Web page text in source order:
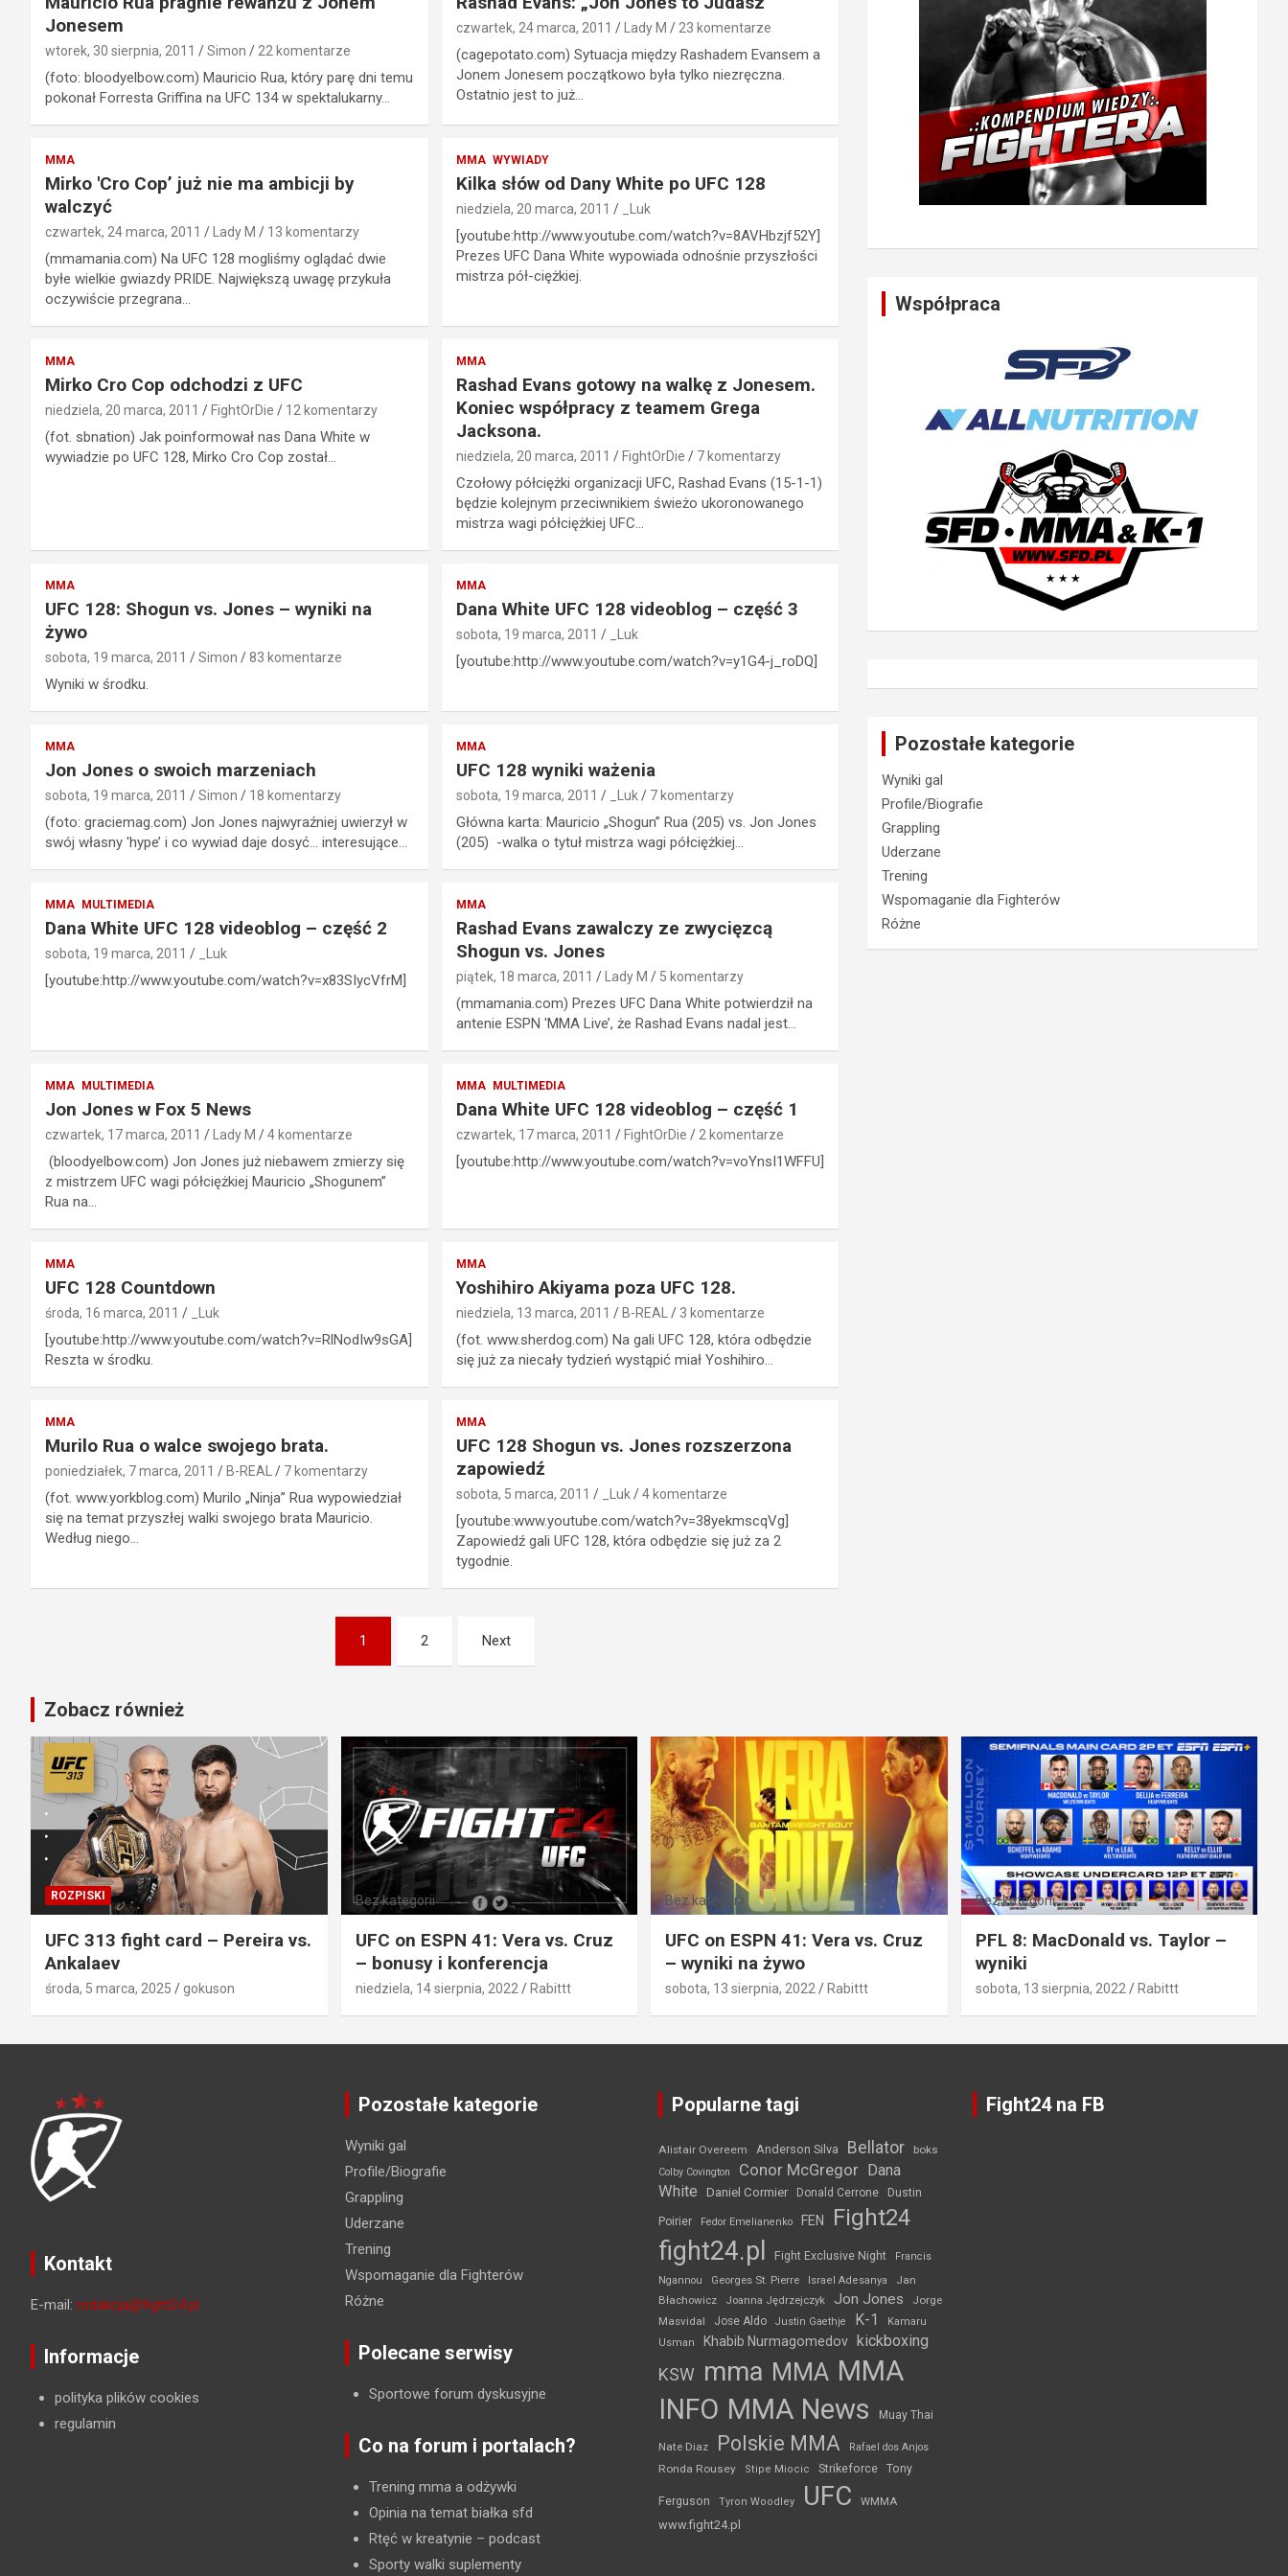
Jonesem
wtorek, 30 sierpnia, 2011 Simon 22 komentarze
(foto: bloodyelbow.com) Mauricio Rua, który parę dni temu
pokonał Forresta Griffina na UFC 134 w spektalukarny…
czwartek, 24 marca, 2011 Lady M 23 komentarze
(cagepotato.com) Sytuacja między Rashadem Evansem a
Jonem Jonesem początkowo była tylko niezręczna.
Ostatnio jest to już…
MMA
Mirko 'Cro Cop’ już nie ma ambicji by
walczyć
czwartek, 24 marca, 2011 Lady M 13 komentarzy
(mmamania.com) Na UFC 128 mogliśmy oglądać dwie
byłe wielkie gwiazdy PRIDE. Największą uwagę przykuła
oczywiście przegrana…
MMA WYWIADY
Kilka słów od Dany White po UFC 128
niedziela, 20 marca, 2011 _Luk
[youtube:http://www.youtube.com/watch?v=8AVHbzjf52Y]
Prezes UFC Dana White wypowiada odnośnie przyszłości
mistrza pół-ciężkiej.
MMA
Mirko Cro Cop odchodzi z UFC
niedziela, 20 marca, 2011 FightOrDie 12 komentarzy
(fot. sbnation) Jak poinformował nas Dana White w
wywiadzie po UFC 128, Mirko Cro Cop został…
MMA
Rashad Evans gotowy na walkę z Jonesem.
Koniec współpracy z teamem Grega
Jacksona.
niedziela, 20 marca, 2011 FightOrDie 7 komentarzy
Czołowy półciężki organizacji UFC, Rashad Evans (15-1-1)
będzie kolejnym przeciwnikiem świeżo ukoronowanego
mistrza wagi półciężkiej UFC…
MMA
UFC 128: Shogun vs. Jones – wyniki na
żywo
sobota, 19 marca, 2011 Simon 83 komentarze
Wyniki w środku.
MMA
Dana White UFC 128 videoblog – część 3
sobota, 19 marca, 2011 _Luk
[youtube:http://www.youtube.com/watch?v=y1G4-j_roDQ]
MMA
Jon Jones o swoich marzeniach
sobota, 19 marca, 2011 Simon 18 komentarzy
(foto: graciemag.com) Jon Jones najwyraźniej uwierzył w
swój własny 'hype’ i co wywiad daje dosyć… interesujące…
MMA
UFC 128 wyniki ważenia
sobota, 19 marca, 2011 _Luk 7 komentarzy
Główna karta: Mauricio „Shogun” Rua (205) vs. Jon Jones
(205) -walka o tytuł mistrza wagi półciężkiej…
MMA MULTIMEDIA
Dana White UFC 128 videoblog – część 2
sobota, 19 marca, 2011 _Luk
[youtube:http://www.youtube.com/watch?v=x83SIycVfrM]
MMA
Rashad Evans zawalczy ze zwycięzcą
Shogun vs. Jones
piątek, 18 marca, 2011 Lady M 5 komentarzy
(mmamania.com) Prezes UFC Dana White potwierdził na
antenie ESPN 'MMA Live’, że Rashad Evans nadal jest…
MMA MULTIMEDIA
Jon Jones w Fox 5 News
czwartek, 17 marca, 2011 Lady M 4 komentarze
(bloodyelbow.com) Jon Jones już niebawem zmierzy się
z mistrzem UFC wagi półciężkiej Mauricio „Shogunem”
Rua na…
MMA MULTIMEDIA
Dana White UFC 128 videoblog – część 1
czwartek, 17 marca, 2011 FightOrDie 2 komentarze
[youtube:http://www.youtube.com/watch?v=voYnsI1WFFU]
MMA
UFC 128 Countdown
środa, 16 marca, 2011 _Luk
[youtube:http://www.youtube.com/watch?v=RlNodIw9sGA]
Reszta w środku.
MMA
Yoshihiro Akiyama poza UFC 128.
niedziela, 13 marca, 2011 B-REAL 3 komentarze
(fot. www.sherdog.com) Na gali UFC 128, która odbędzie
się już za niecały tydzień wystąpić miał Yoshihiro…
MMA
Murilo Rua o walce swojego brata.
poniedziałek, 7 marca, 2011 B-REAL 7 komentarzy
(fot. www.yorkblog.com) Murilo „Ninja” Rua wypowiedział
się na temat przyszłej walki swojego brata Mauricio.
Według niego…
MMA
UFC 128 Shogun vs. Jones rozszerzona
zapowiedź
sobota, 5 marca, 2011 _Luk 4 komentarze
[youtube:www.youtube.com/watch?v=38yekmscqVg]
Zapowiedź gali UFC 128, która odbędzie się już za 2
tygodnie.
1 2 Next
Współpraca
Pozostałe kategorie
Wyniki gal
Profile/Biografie
Grappling
Uderzane
Trening
Wspomaganie dla Fighterów
Różne
Zobacz również
ROZPISKI
UFC 313 fight card – Pereira vs.
Ankalaev
środa, 5 marca, 2025 gokuson
Bez kategorii
UFC on ESPN 41: Vera vs. Cruz
– bonusy i konferencja
niedziela, 14 sierpnia, 2022 Rabittt
Bez kategorii
UFC on ESPN 41: Vera vs. Cruz
– wyniki na żywo
sobota, 13 sierpnia, 2022 Rabittt
Bez kategorii
PFL 8: MacDonald vs. Taylor –
wyniki
sobota, 13 sierpnia, 2022 Rabittt
Kontakt
E-mail: redakcja@fight24.pl
Informacje
polityka plików cookies
regulamin
Pozostałe kategorie
Wyniki gal
Profile/Biografie
Grappling
Uderzane
Trening
Wspomaganie dla Fighterów
Różne
Polecane serwisy
Sportowe forum dyskusyjne
Co na forum i portalach?
Trening mma a odżywki
Opinia na temat białka sfd
Rtęć w kreatynie – podcast
Sporty walki suplementy
Popularne tagi
Alistair Overeem Anderson Silva Bellator boks
Colby Covington Conor McGregor Dana
White
Daniel Cormier Donald Cerrone Dustin
Poirier Fedor Emelianenko FEN Fight24
fight24.pl Fight Exclusive Night
Francis
Ngannou
Georges St. Pierre Israel Adesanya
Jan
Błachowicz
Joanna Jędrzejczyk Jon Jones
Jorge
Masvidal
Jose Aldo Justin Gaethje K-1
Kamaru
Usman
Khabib Nurmagomedov kickboxing
KSW mma MMA MMA
INFO MMA News Muay Thai
Nate Diaz Polskie MMA Rafael dos Anjos
Ronda Rousey Stipe Miocic Strikeforce Tony
Ferguson Tyron Woodley UFC WMMA
www.fight24.pl
Fight24 na FB